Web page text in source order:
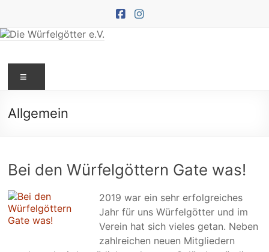
springen
Würfelgötter
e.V.
Allgemein
Bei den Würfelgöttern Gate was!
2019 war ein sehr erfolgreiches
Jahr für uns Würfelgötter und im
Verein hat sich vieles getan. Neben
zahlreichen neuen Mitgliedern